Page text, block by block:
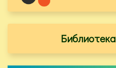
Библиотека